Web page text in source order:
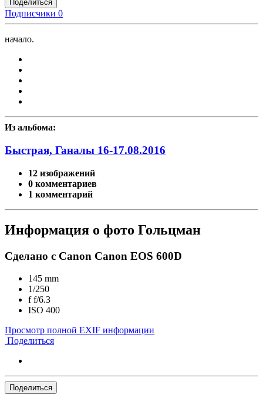
Поделиться
Подписчики 0
начало.
Из альбома:
Быстрая, Ганалы 16-17.08.2016
12 изображений
0 комментариев
1 комментарий
Информация о фото Гольцман
Сделано с Canon Canon EOS 600D
145 mm
1/250
ff/6.3
ISO 400
Просмотр полной EXIF информации
Поделиться
Поделиться